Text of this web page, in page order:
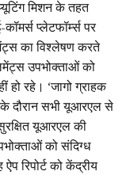
मिशन के तहत
प्लेटफॉर्म्स पर
का विश्लेषण करते
उपभोक्ताओं को
हो रहे। ‘जागो ग्राहक
के दौरान सभी यूआरएल से
यूआरएल की
को संदिग्ध
रिपोर्ट को केंद्रीय